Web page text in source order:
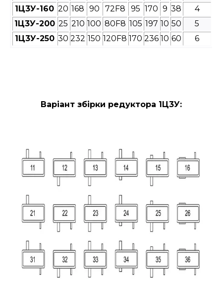
1Ц3У-160 20 168 90 72F8 95 170 9 38 4
1Ц3У-200 25 210 100 80F8 105 197 10 50 5
1Ц3У-250 30 232 150 120F8 170 236 10 60 6
Варіант збірки редуктора 1Ц3У: